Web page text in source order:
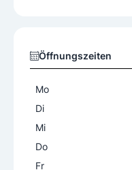
Arzt
Öffnungszeiten
Mo
Di
Mi
Do
Fr